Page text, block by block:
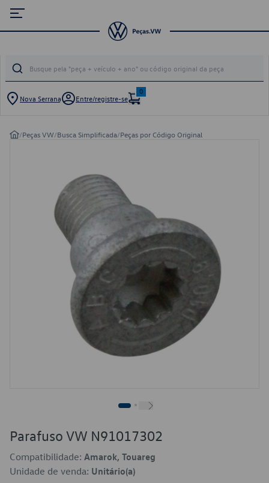
Nova Serrana Entre/registre-se
0
/Peças VW/Busca Simplificada/Peças por Código Original
Parafuso VW N91017302
Compatibilidade: Amarok, Touareg
Unidade de venda: Unitário(a)